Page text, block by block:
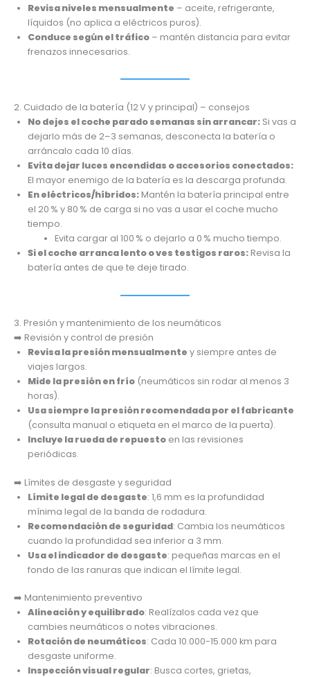
Revisa niveles mensualmente – aceite, refrigerante,
líquidos (no aplica a eléctricos puros).
Conduce según el tráfico – mantén distancia para evitar
frenazos innecesarios.
2. Cuidado de la batería (12 V y principal) – consejos
No dejes el coche parado semanas sin arrancar: Si vas a
dejarlo más de 2–3 semanas, desconecta la batería o
arráncalo cada 10 días.
Evita dejar luces encendidas o accesorios conectados:
El mayor enemigo de la batería es la descarga profunda.
En eléctricos/híbridos:Mantén la batería principal entre
el 20 % y 80 % de carga si no vas a usar el coche mucho
tiempo.
Evita cargar al 100 % o dejarlo a 0 % mucho tiempo.
Si el coche arranca lento o ves testigos raros:Revisa la
batería antes de que te deje tirado.
3. Presión y mantenimiento de los neumáticos
➡️ Revisión y control de presión
Revisa la presión mensualmente y siempre antes de
viajes largos.
Mide la presión en frío (neumáticos sin rodar al menos 3
horas).
Usa siempre la presión recomendada por el fabricante
(consulta manual o etiqueta en el marco de la puerta).
Incluye la rueda de repuesto en las revisiones
periódicas.
➡️ Límites de desgaste y seguridad
Límite legal de desgaste: 1,6 mm es la profundidad
mínima legal de la banda de rodadura.
Recomendación de seguridad: Cambia los neumáticos
cuando la profundidad sea inferior a 3 mm.
Usa el indicador de desgaste: pequeñas marcas en el
fondo de las ranuras que indican el límite legal.
➡️ Mantenimiento preventivo
Alineación y equilibrado: Realízalos cada vez que
cambies neumáticos o notes vibraciones.
Rotación de neumáticos: Cada 10.000-15.000 km para
desgaste uniforme.
Inspección visual regular: Busca cortes, grietas,